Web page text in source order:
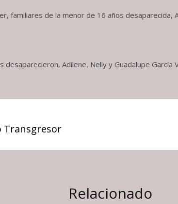
familiares de la menor de 16 años
Adilene, Nelly y Guadalupe García
Transgresor
Relacionado